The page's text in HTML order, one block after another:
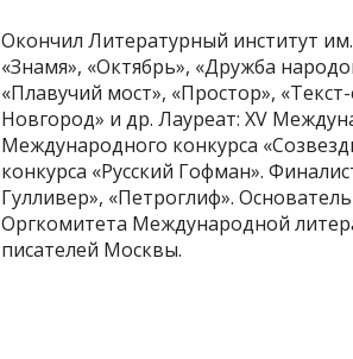
Окончил Литературный институт
«Знамя», «Октябрь», «Дружба
«Плавучий мост», «Простор»,
Новгород» и др. Лауреат: XV
Международного конкурса
конкурса «Русский Гофман».
Гулливер», «Петроглиф».
Оргкомитета Международной
писателей Москвы.